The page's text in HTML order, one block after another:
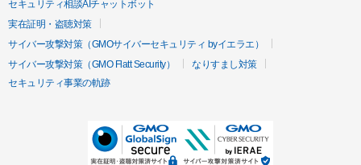
セキュリティ相談AIチャットボット
実在証明・盗聴対策
サイバー攻撃対策（GMOサイバーセキュリティ byイエラエ）
サイバー攻撃対策（GMO Flatt Security）
なりすまし対策
セキュリティ事業の軌跡